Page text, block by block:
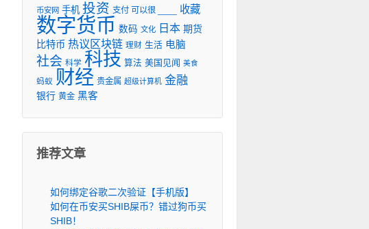
币安网 手机 投资 支付 可以很 ____ 收藏
数字货币 数码 文化 日本 期货
比特币 热议区块链 理财 生活 电脑
社会 科学 科技 算法 美国见闻 美食
蚂蚁 财经 贵金属 超级计算机 金融
银行 黄金 黑客
推荐文章
如何绑定谷歌二次验证【手机版】
如何在币安买SHIB屎币？错过狗币买
SHIB！